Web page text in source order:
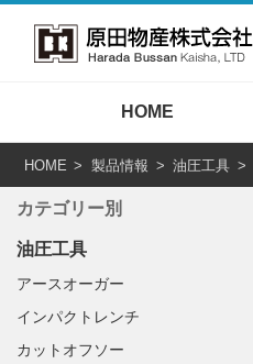
HOME
HOME 製品情報 油圧工具
カテゴリー別
油圧工具
アースオーガー
インパクトレンチ
カットオフソー